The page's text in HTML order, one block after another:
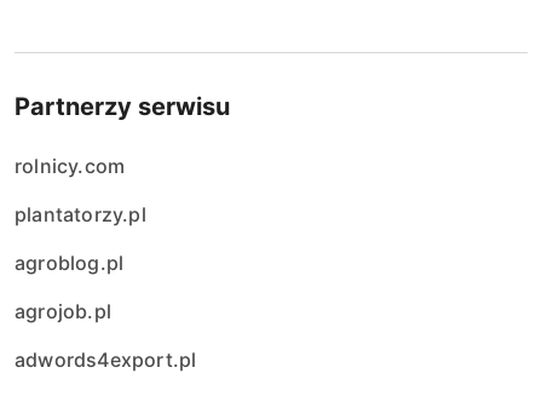
ó
w
Partnerzy serwisu
rolnicy.com
plantatorzy.pl
agroblog.pl
agrojob.pl
adwords4export.pl